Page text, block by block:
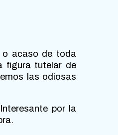
o acaso de toda
figura tutelar de
las odiosas
por la